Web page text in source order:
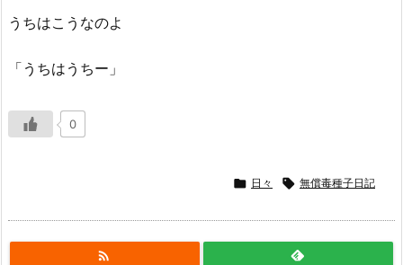
うちはこうなのよ
「うちはうちー」
0
 日々  無償毒種子日記
